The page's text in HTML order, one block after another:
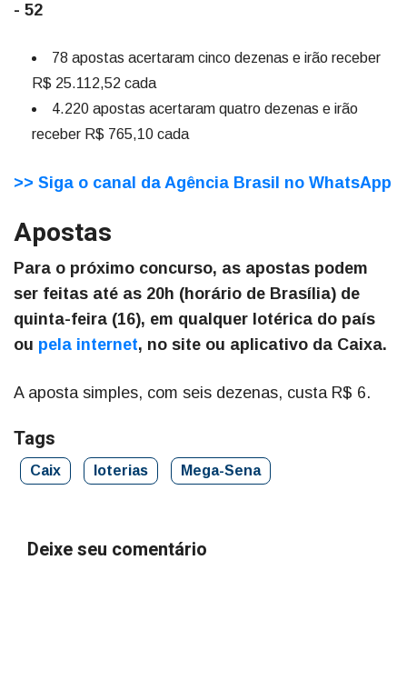
- 52
78 apostas acertaram cinco dezenas e irão receber
R$ 25.112,52 cada
4.220 apostas acertaram quatro dezenas e irão
receber R$ 765,10 cada
>> Siga o canal da Agência Brasil no WhatsApp
Apostas
Para o próximo concurso, as apostas podem
ser feitas até as 20h (horário de Brasília) de
quinta-feira (16), em qualquer lotérica do país
ou pela internet, no site ou aplicativo da Caixa.
A aposta simples, com seis dezenas, custa R$ 6.
Tags
Caix loterias Mega-Sena
Deixe seu comentário